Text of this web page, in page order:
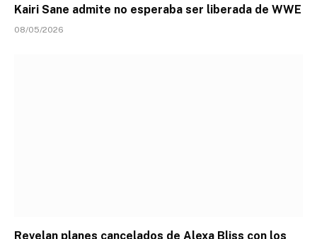
Kairi Sane admite no esperaba ser liberada de WWE
08/05/2026
Revelan planes cancelados de Alexa Bliss con los